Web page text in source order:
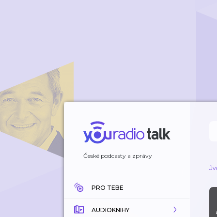
České podcasty a zprávy
PRO TEBE
AUDIOKNIHY